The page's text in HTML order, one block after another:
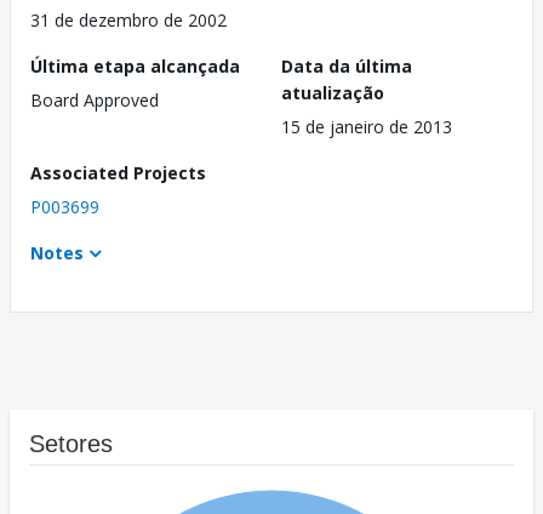
31 de dezembro de 2002
Última etapa alcançada
Board Approved
Data da última
atualização
15 de janeiro de 2013
Associated Projects
P003699
Notes
Setores